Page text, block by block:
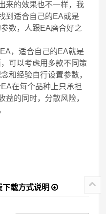
来的效果也不一样，我
到适合自己的EA或是
数，人跟EA磨合好之
，适合自己的EA就是
可以考虑用多款不同策
和经验自行设置参数，
在每个品种上只承担
益的同时，分散风险，
载方式说明